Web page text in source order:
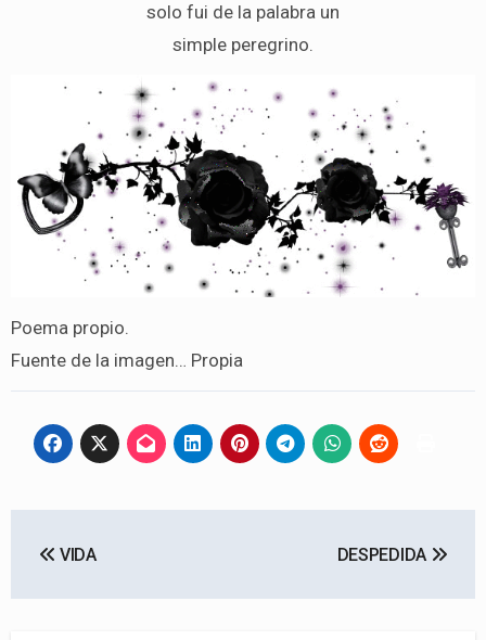
solo fui de la palabra un
simple peregrino.
Poema propio.
Fuente de la imagen… Propia
de VIDA DESPEDIDA